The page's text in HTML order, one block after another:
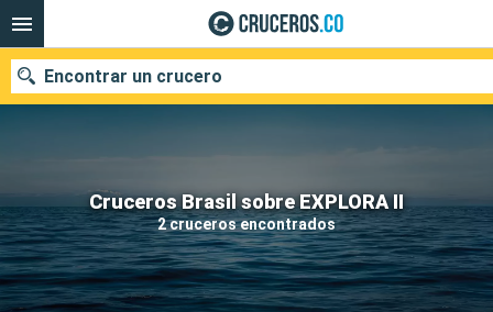
Cruceros Brasil sobre EXPLORA II
2 cruceros encontrados
Encontrar un crucero
Fecha de salida
Buscar